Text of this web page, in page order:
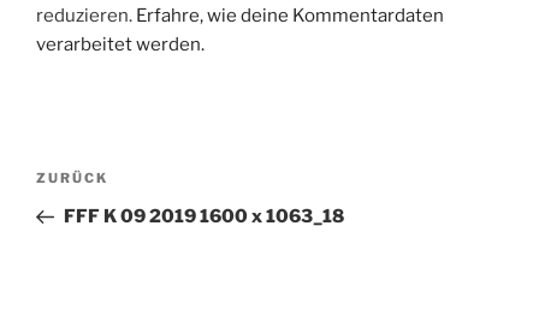
reduzieren. Erfahre, wie deine Kommentardaten
verarbeitet werden.
Beitragsnavigation
Vorheriger
Beitrag
ZURÜCK
FFF K 09 2019 1600 x 1063_18